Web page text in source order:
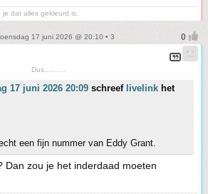
dat alles gekleurd is.
17 juni 2026 @ 20:10 • 3
Dus..........
17 juni 2026 20:09 schreef livelink het
een fijn nummer van Eddy Grant.
Dan zou je het inderdaad moeten